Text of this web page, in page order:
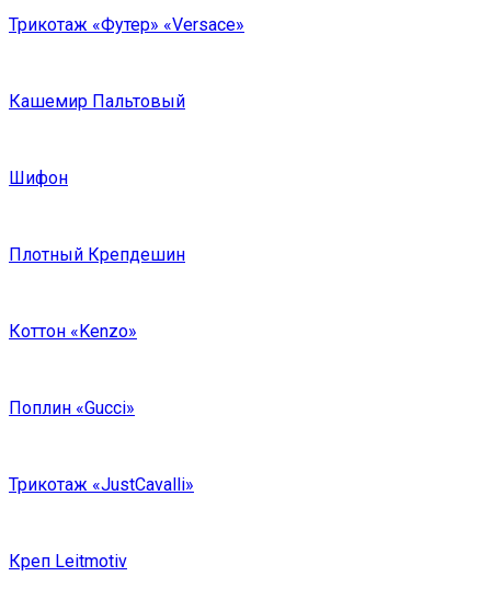
Трикотаж «Футер» «Versace»
Кашемир Пальтовый
Шифон
Плотный Крепдешин
Коттон «Kenzo»
Поплин «Gucci»
Трикотаж «JustCavalli»
Креп Leitmotiv